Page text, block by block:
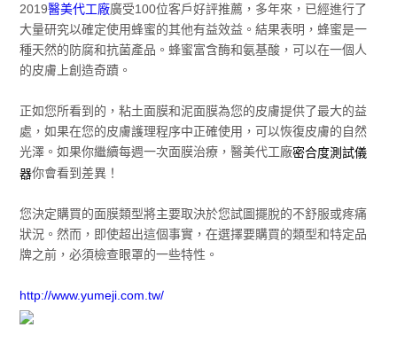
2019醫美代工廠廣受100位客戶好評推薦，多年來，已經進行了
大量研究以確定使用蜂蜜的其他有益效益。結果表明，蜂蜜是一
種天然的防腐和抗菌產品。蜂蜜富含酶和氨基酸，可以在一個人
的皮膚上創造奇蹟。
正如您所看到的，粘土面膜和泥面膜為您的皮膚提供了最大的益
處，如果在您的皮膚護理程序中正確使用，可以恢復皮膚的自然
光澤。如果你繼續每週一次面膜治療，醫美代工廠密合度測試儀
器你會看到差異！
您決定購買的面膜類型將主要取決於您試圖擺脫的不舒服或疼痛
狀況。然而，即使超出這個事實，在選擇要購買的類型和特定品
牌之前，必須檢查眼罩的一些特性。
http://www.yumeji.com.tw/